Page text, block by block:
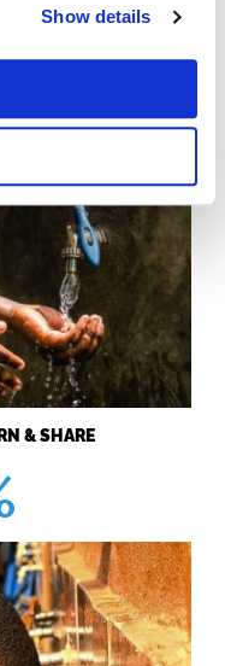
Show details
& SHARE